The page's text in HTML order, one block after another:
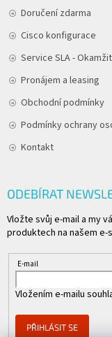
Doručení zdarma
Cisco konfigurace
Service SLA -
Pronájem a leasing
Obchodní podmínky
Podmínky ochrany
Kontakt
ODEBÍRAT
Vložte svůj e-mail a my
produktech na našem e-
E-mail
Vložením e-mailu
PŘIHLÁSIT SE